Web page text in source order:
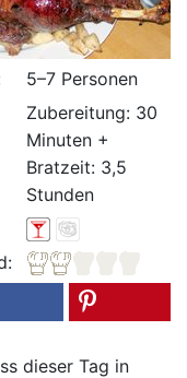
5–7 Personen
Zubereitung: 30
Minuten +
Bratzeit: 3,5
Stunden
dieser Tag in